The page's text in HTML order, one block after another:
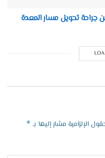
جراحة تحويل مسار المعدة
الإلزامية مشار إليها بـ *